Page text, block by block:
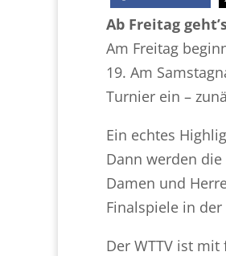
Ab Freitag
Am Freitag
19. Am
Turnier ein –
Ein echtes
Dann werden
Damen und
Finalspiele in
Der WTTV ist